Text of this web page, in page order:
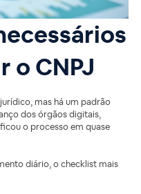
o CNPJ
mas há um padrão
dos órgãos digitais,
o processo em quase
diário, o checklist mais